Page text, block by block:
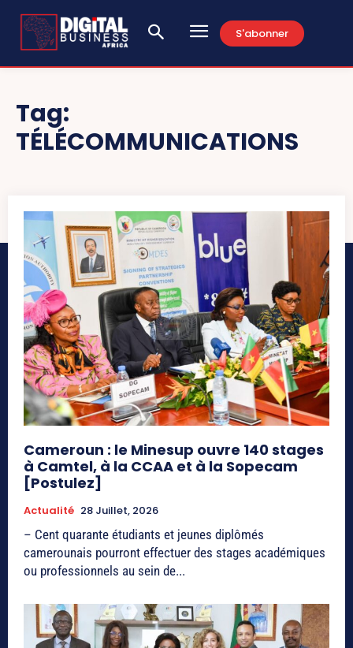
S'abonner
Tag:
TÉLÉCOMMUNICATIONS
Cameroun : le Minesup ouvre 140 stages
à Camtel, à la CCAA et à la Sopecam
[Postulez]
Actualité 28 Juillet, 2026
– Cent quarante étudiants et jeunes diplômés
camerounais pourront effectuer des stages académiques
ou professionnels au sein de...